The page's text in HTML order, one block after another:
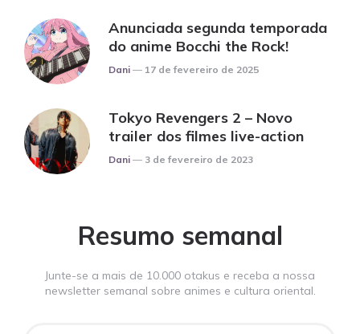
Anunciada segunda temporada
do anime Bocchi the Rock!
Posted
Dani 17 de fevereiro de 2025
Tokyo Revengers 2 – Novo
trailer dos filmes live-action
Posted
Dani 3 de fevereiro de 2023
Resumo semanal
Junte-se a mais de 10.000 otakus e receba a nossa
newsletter semanal sobre animes e cultura oriental.